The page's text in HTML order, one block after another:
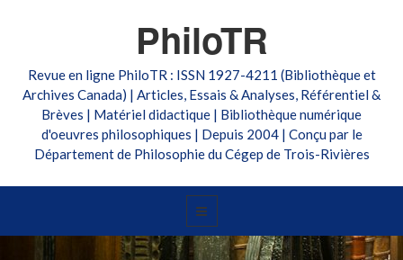
PhiloTR
Revue en ligne PhiloTR : ISSN 1927-4211 (Bibliothèque et
Archives Canada) | Articles, Essais & Analyses, Référentiel &
Brèves | Matériel didactique | Bibliothèque numérique
d'oeuvres philosophiques | Depuis 2004 | Conçu par le
Département de Philosophie du Cégep de Trois-Rivières